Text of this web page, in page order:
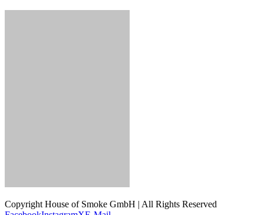
Copyright House of Smoke GmbH | All Rights Reserved